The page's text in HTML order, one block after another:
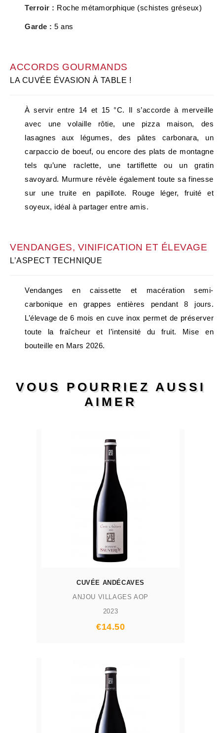
Terroir : Roche métamorphique (schistes gréseux)
Garde : 5 ans
ACCORDS GOURMANDS
LA CUVÉE ÉVASION À TABLE !
À servir entre 14 et 15 °C. Il s’accorde à merveille
avec une volaille rôtie, une pizza maison, des
lasagnes aux légumes, des pâtes carbonara, un
carpaccio de boeuf, ou encore des plats de montagne
tels qu’une raclette, une tartiflette ou un gratin
savoyard. Murmure révèle également toute sa finesse
sur une truite en papillote. Rouge léger, fruité et
soyeux, idéal à partager entre amis.
VENDANGES, VINIFICATION ET ÉLEVAGE
L’ASPECT TECHNIQUE
Vendanges en caissette et macération semi-
carbonique en grappes entières pendant 8 jours.
L’élevage de 6 mois en cuve inox permet de préserver
toute la fraîcheur et l’intensité du fruit. Mise en
bouteille en Mars 2026.
VOUS POURRIEZ AUSSI
AIMER
CUVÉE ANDÉCAVES
ANJOU VILLAGES AOP
2023
€14.50